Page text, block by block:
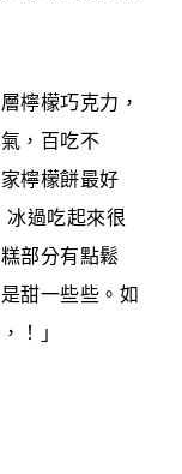
檸檬巧克力，
，百吃不
檸檬餅最好
過吃起來很
部分有點鬆
甜一些些。如
！」